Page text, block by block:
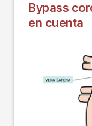
Bypass
en cuenta